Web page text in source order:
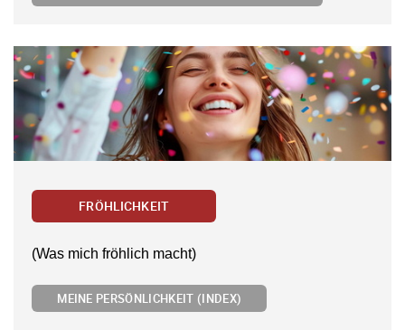
FRÖHLICHKEIT
(Was mich fröhlich macht)
MEINE PERSÖNLICHKEIT (INDEX)